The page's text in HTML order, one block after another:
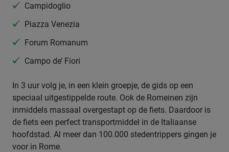
Campidoglio
Piazza Venezia
Forum Romanum
Campo de’ Fiori
In 3 uur volg je, in een klein groepje, de gids op een
speciaal uitgestippelde route. Ook de Romeinen zijn
inmiddels massaal overgestapt op de fiets. Daardoor is
de fiets een perfect transportmiddel in de Italiaanse
hoofdstad. Al meer dan 100.000 stedentrippers gingen je
voor in Rome.